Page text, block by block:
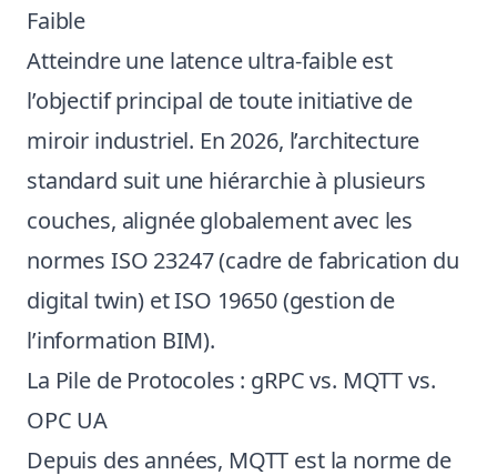
Faible
Atteindre une latence ultra-faible est
l’objectif principal de toute initiative de
miroir industriel. En 2026, l’architecture
standard suit une hiérarchie à plusieurs
couches, alignée globalement avec les
normes ISO 23247 (cadre de fabrication du
digital twin) et ISO 19650 (gestion de
l’information BIM).
La Pile de Protocoles : gRPC vs. MQTT vs.
OPC UA
Depuis des années, MQTT est la norme de